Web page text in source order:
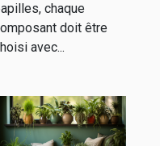
chaque
doit être
avec...